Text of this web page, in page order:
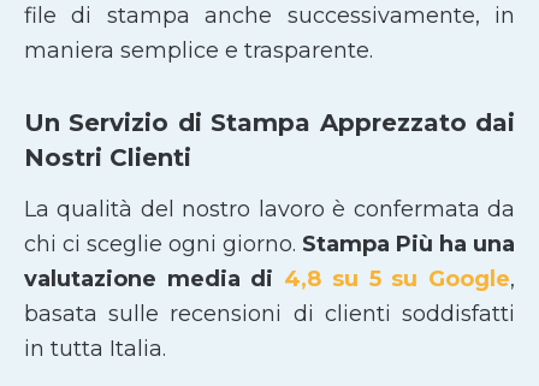
file di stampa anche successivamente, in
maniera semplice e trasparente.
Un Servizio di Stampa Apprezzato dai
Nostri Clienti
La qualità del nostro lavoro è confermata da
chi ci sceglie ogni giorno. Stampa Più ha una
valutazione media di 4,8 su 5 su Google,
basata sulle recensioni di clienti soddisfatti
in tutta Italia.